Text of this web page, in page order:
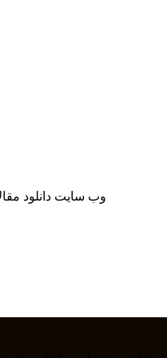
وب سایت دانلود